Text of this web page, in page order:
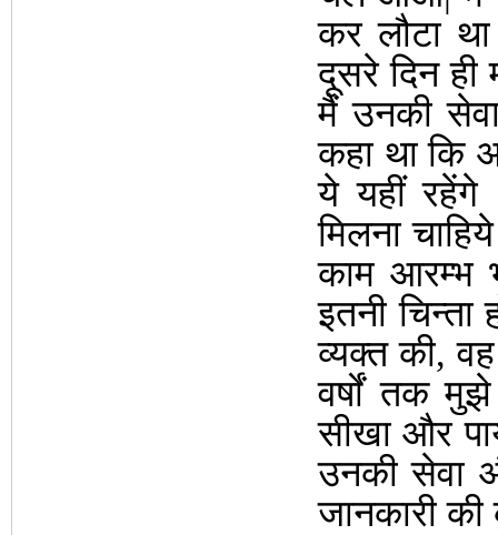
कर लौटा
दूसरे दिन
मैं उनकी
कहा था कि
ये यहीं रहेंगे
मिलना
काम आरम्भ
इतनी चिन्ता
व्यक्त की,
वर्षों तक
सीखा और
उनकी सेवा
जानकारी